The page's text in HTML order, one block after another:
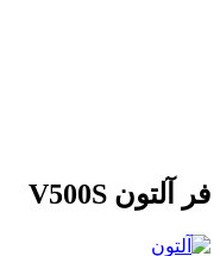
فر آلتون V500S